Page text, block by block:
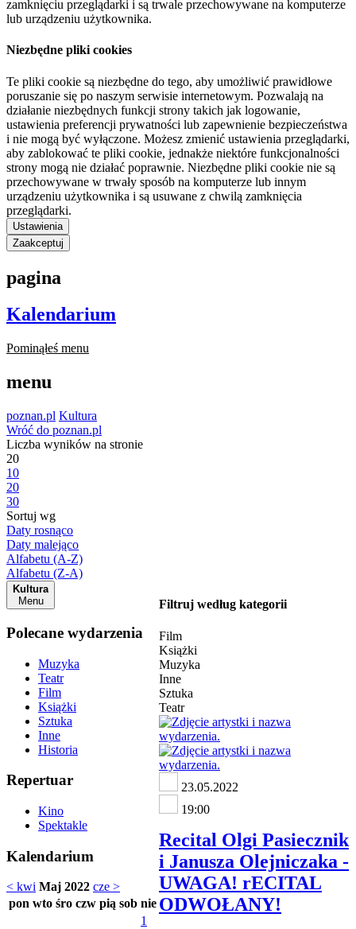
zamknięciu przeglądarki i są trwale przechowywane na komputerze
lub urządzeniu użytkownika.
Niezbędne pliki cookies
Te pliki cookie są niezbędne do tego, aby umożliwić prawidłowe
poruszanie się po naszym serwisie internetowym. Pozwalają na
działanie niezbędnych funkcji strony takich jak logowanie,
ustawienia preferencji prywatności lub zapewnienie bezpieczeństwa
i nie mogą być wyłączone. Możesz zmienić ustawienia przeglądarki,
aby zablokować te pliki cookie, jednakże niektóre funkcjonalności
strony mogą nie działać poprawnie. Niezbędne pliki cookie nie są
przechowywane w trwały sposób na komputerze lub innym
urządzeniu użytkownika i są usuwane z chwilą zamknięcia
przeglądarki.
Ustawienia
Zaakceptuj
pagina
Kalendarium
Pominąłeś menu
menu
poznan.pl Kultura
Wróć do poznan.pl
Liczba wyników na stronie
20
10
20
30
Sortuj wg
Daty rosnąco
Daty malejąco
Alfabetu (A-Z)
Alfabetu (Z-A)
Kultura
Menu
Polecane wydarzenia
Muzyka
Teatr
Film
Książki
Sztuka
Inne
Historia
Repertuar
Kino
Spektakle
Kalendarium
< kwi Maj 2022 cze >
pon wto śro czw pią sob nie
1
Filtruj według kategorii
Film
Książki
Muzyka
Inne
Sztuka
Teatr
23.05.2022
19:00
Recital Olgi Pasiecznik
i Janusza Olejniczaka -
UWAGA! rECITAL
ODWOŁANY!